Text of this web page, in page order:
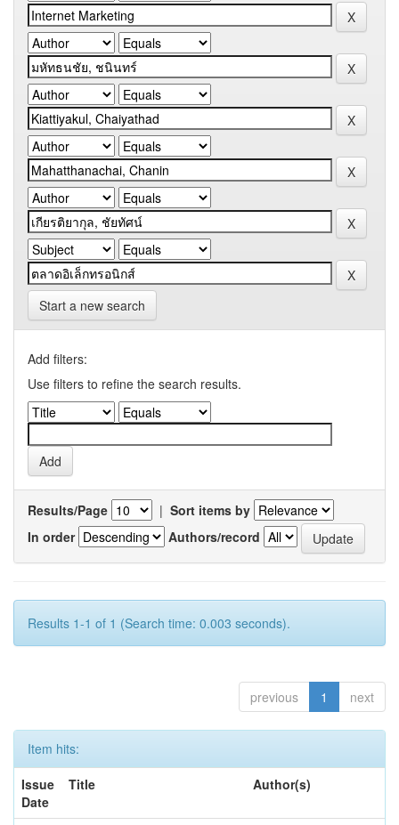
Start a new search
Add filters:
Use filters to refine the search results.
Results/Page | Sort items by
In order
Authors/record
Results 1-1 of 1 (Search time: 0.003 seconds).
previous 1 next
Item hits:
Issue
Date
Title Author(s)